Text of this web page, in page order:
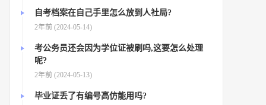
自考档案在自己手里怎么放到人社局?
2年前 (2024-05-14)
考公务员还会因为学位证被刷吗,这要怎么处理
呢?
2年前 (2024-05-13)
毕业证丢了有编号高仿能用吗?